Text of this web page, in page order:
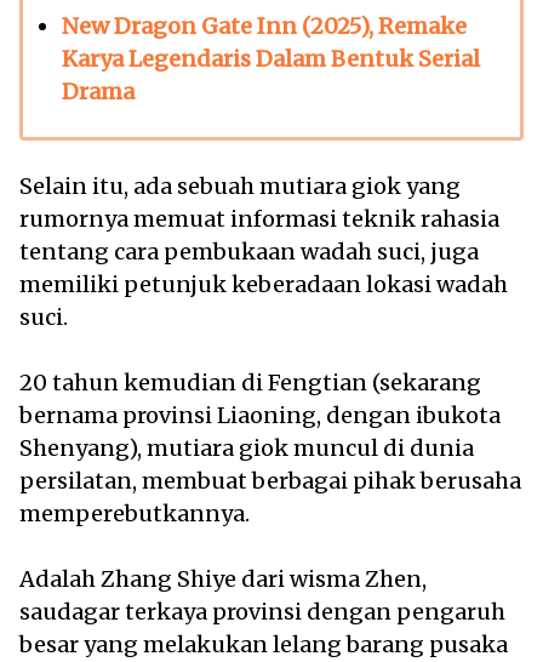
New Dragon Gate Inn (2025), Remake
Karya Legendaris Dalam Bentuk Serial
Drama
Selain itu, ada sebuah mutiara giok yang
rumornya memuat informasi teknik rahasia
tentang cara pembukaan wadah suci, juga
memiliki petunjuk keberadaan lokasi wadah
suci.
20 tahun kemudian di Fengtian (sekarang
bernama provinsi Liaoning, dengan ibukota
Shenyang), mutiara giok muncul di dunia
persilatan, membuat berbagai pihak berusaha
memperebutkannya.
Adalah Zhang Shiye dari wisma Zhen,
saudagar terkaya provinsi dengan pengaruh
besar yang melakukan lelang barang pusaka